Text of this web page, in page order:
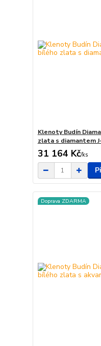
Klenoty Budín
zlata s diamantem
31 164 Kč/ks
Doprava ZDARMA